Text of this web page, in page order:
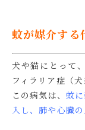
蚊が媒介する
犬や猫にとって
フィラリア症（犬
この病気は、 蚊
入し、肺や心臓